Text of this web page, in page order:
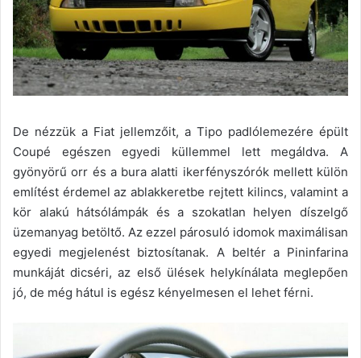
De nézzük a Fiat jellemzőit, a Tipo padlólemezére épült
Coupé egészen egyedi küllemmel lett megáldva. A
gyönyörű orr és a bura alatti ikerfényszórók mellett külön
említést érdemel az ablakkeretbe rejtett kilincs, valamint a
kör alakú hátsólámpák és a szokatlan helyen díszelgő
üzemanyag betöltő. Az ezzel párosuló idomok maximálisan
egyedi megjelenést biztosítanak. A beltér a Pininfarina
munkáját dicséri, az első ülések helykínálata meglepően
jó, de még hátul is egész kényelmesen el lehet férni.